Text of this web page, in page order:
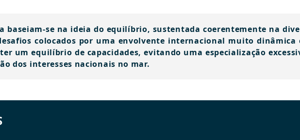
baseiam-se na ideia do equilíbrio, sustentada coerentemente na
colocados por uma envolvente internacional muito dinâmica
um equilíbrio de capacidades, evitando uma especialização
dos interesses nacionais no mar.